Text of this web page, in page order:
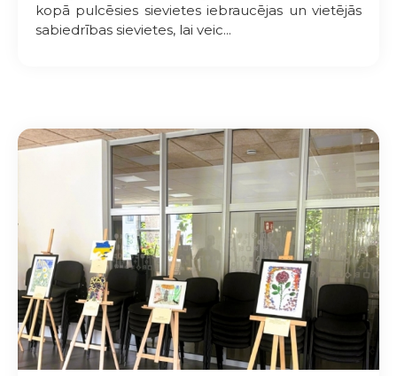
kopā pulcēsies sievietes iebraucējas un vietējās
sabiedrības sievietes, lai veic...